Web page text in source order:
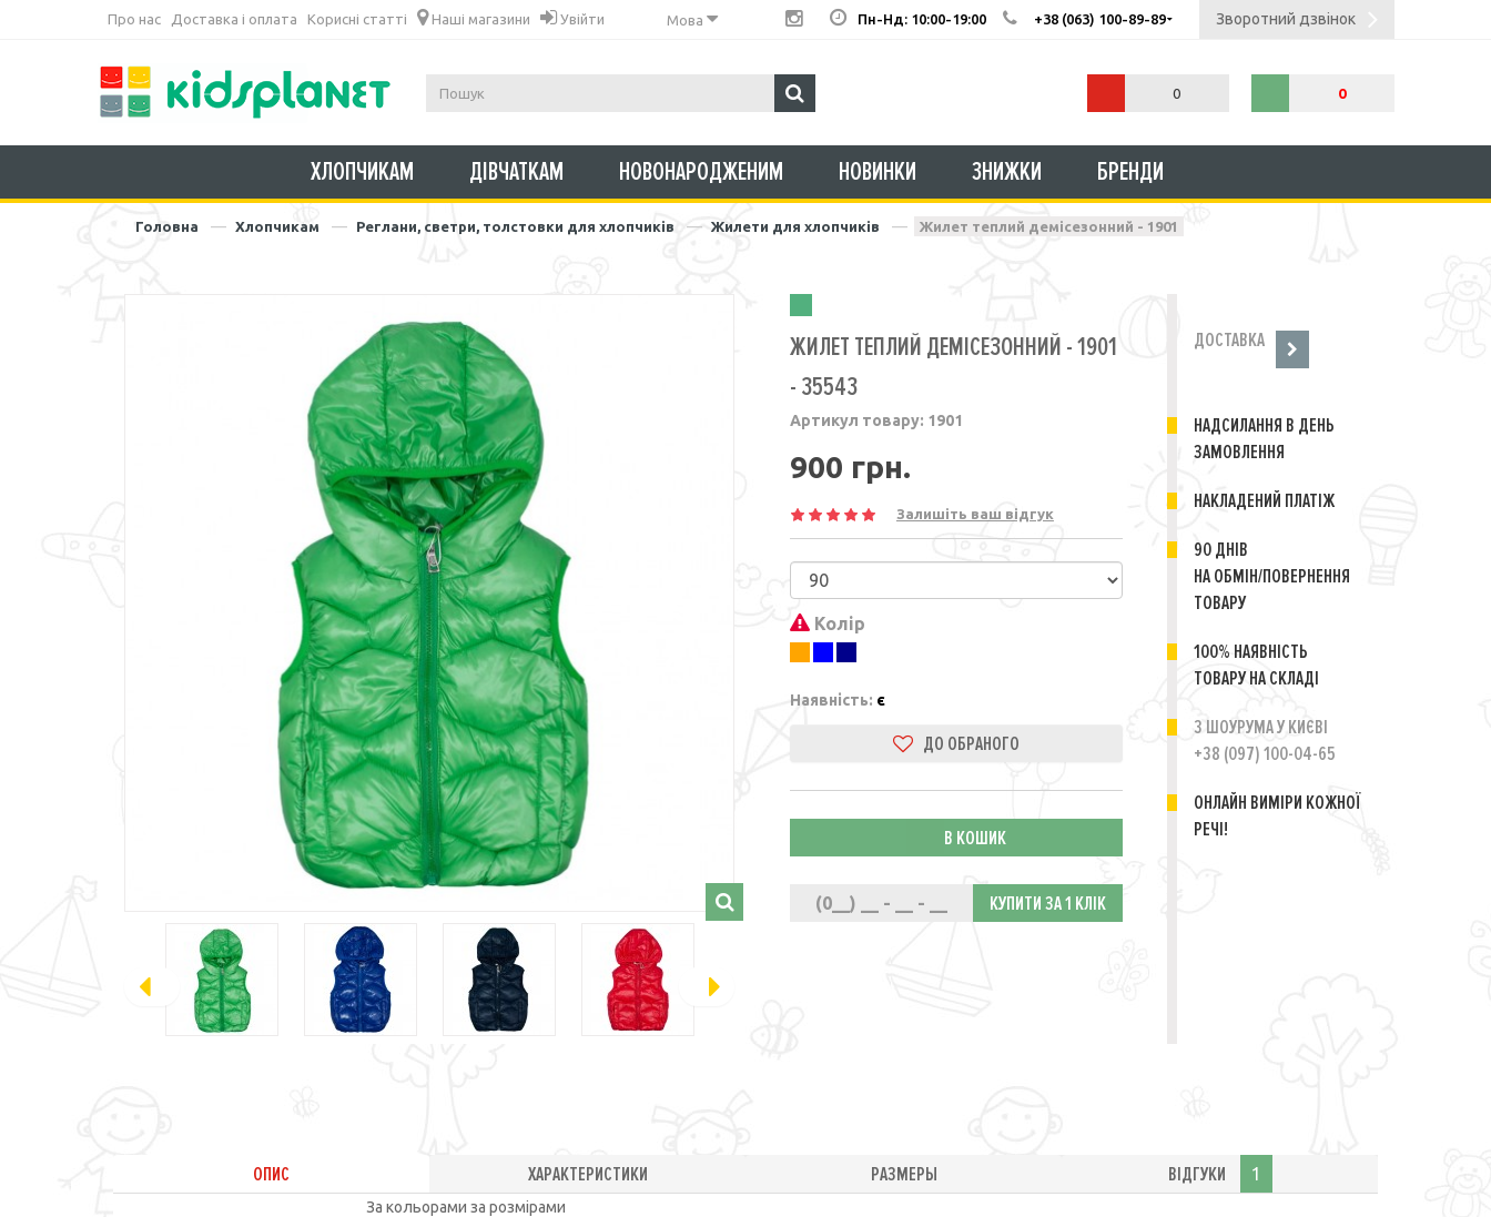
Про нас Доставка і оплата Корисні статті Наші магазини Увійти Мова Зворотний дзвінок
+38 (063) 100-89-89
Пн-Нд: 10:00-19:00
0 0
ХЛОПЧИКАМ ДІВЧАТКАМ НОВОНАРОДЖЕНИМ НОВИНКИ ЗНИЖКИ БРЕНДИ
Головна Хлопчикам Реглани, светри, толстовки для хлопчиків Жилети для хлопчиків Жилет теплий демісезонний - 1901
ЖИЛЕТ ТЕПЛИЙ ДЕМІСЕЗОННИЙ - 1901
- 35543
Артикул товару: 1901
900 грн.
Залишіть ваш відгук
Колір
Наявність: є
В КОШИК
(0__) __ - __ - __ КУПИТИ ЗА 1 КЛIК
ДОСТАВКА
НАДСИЛАННЯ В ДЕНЬ
ЗАМОВЛЕННЯ
НАКЛАДЕНИЙ ПЛАТІЖ
90 ДНІВ
НА ОБМІН/ПОВЕРНЕННЯ
ТОВАРУ
100% НАЯВНІСТЬ
ТОВАРУ НА СКЛАДІ
3 ШОУРУМА У КИЄВІ
+38 (097) 100-04-65
ОНЛАЙН ВИМІРИ КОЖНОЇ
РЕЧІ!
ОПИС ХАРАКТЕРИСТИКИ РАЗМЕРЫ ВІДГУКИ 1
За кольорами за розмірами